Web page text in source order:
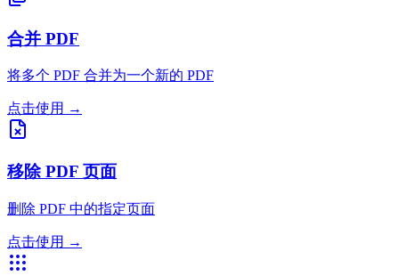
合并 PDF
将多个 PDF 合并为一个新的 PDF
点击使用 →
移除 PDF 页面
删除 PDF 中的指定页面
点击使用 →